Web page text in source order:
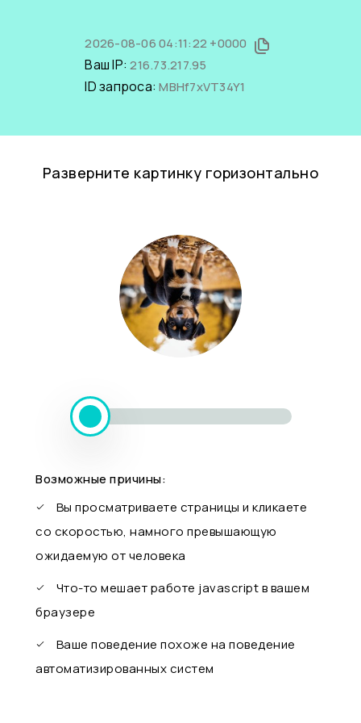
2026-08-06 04:11:22 +0000
Ваш IP:216.73.217.95
ID запроса:MBHf7xVT34Y1
Разверните картинку горизонтально
Возможные причины:
Вы просматриваете страницы и кликаете
со скоростью, намного превышающую
ожидаемую от человека
Что-то мешает работе javascript в вашем
браузере
Ваше поведение похоже на поведение
автоматизированных систем